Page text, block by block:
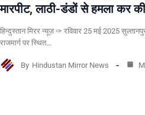
मारपीट, लाठी-डंडों से हमला कर
हिन्दुस्तान मिरर न्यूज़ ✑ रविवार 25 मई 2025
राजमार्ग पर स्थित…
By Hindustan Mirror News